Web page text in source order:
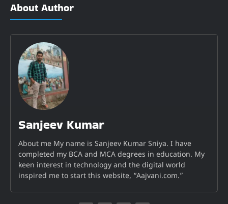
About Author
Sanjeev Kumar
About me My name is Sanjeev Kumar Sniya. I have
completed my BCA and MCA degrees in education. My
keen interest in technology and the digital world
inspired me to start this website, “Aajvani.com.”